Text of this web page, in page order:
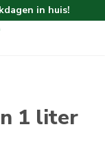
in huis!
100,-!
1 liter